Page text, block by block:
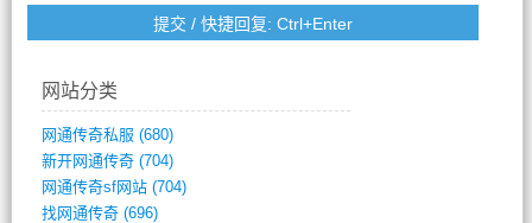
网站分类
网通传奇私服 (680)
新开网通传奇(704)
网通传奇sf网站(704)
找网通传奇(696)